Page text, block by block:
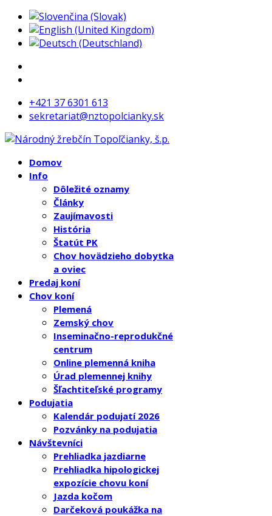
+421 37 6301 613
sekretariat@nztopolcianky.sk
Domov
Info
Dôležité oznamy
Články
Zaujímavosti
História
Štatút PK
Chov hovädzieho dobytka
a oviec
Predaj koní
Chov koní
Plemená
Zemský chov
Inseminačno-reprodukčné
centrum
Online plemenná kniha
Úrad plemennej knihy
Šľachtiteľské programy
Podujatia
Kalendár podujatí 2026
Pozvánky na podujatia
Návštevníci
Prehliadka jazdiarne
Prehliadka hipologickej
expozície chovu koní
Jazda kočom
Darčeková poukážka na